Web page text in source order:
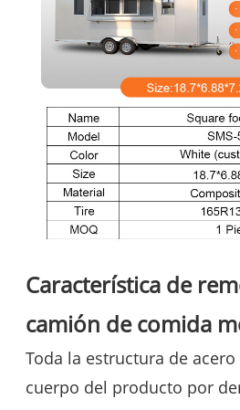
Característica de
camión de comida
Toda la estructura de
cuerpo del producto por